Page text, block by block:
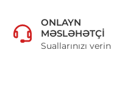
ONLAYN
MƏSLƏHƏTÇI
Suallarınızı verin